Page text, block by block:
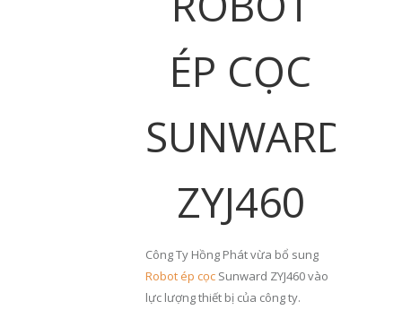
ÉP CỌC
SUNWARD
ZYJ460
Công Ty Hồng Phát vừa bổ sung
Robot ép cọc Sunward ZYJ460 vào
lực lượng thiết bị của công ty.